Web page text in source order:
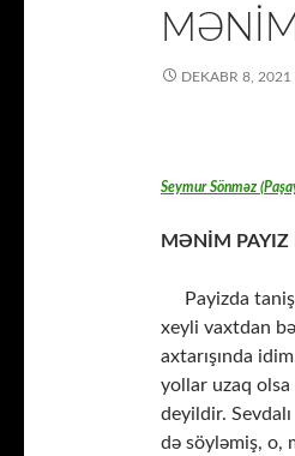
DEKABR 8, 2021
Seymur Sönməz
MƏNİM
Payizda
xeyli vaxtdan
axtarışında
yollar uzaq
deyildir.
də söyləmiş, o,